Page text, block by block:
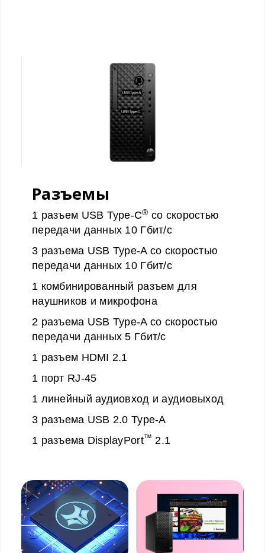
Разъемы
1 разъем USB Type-C® со скоростью
передачи данных 10 Гбит/с
3 разъема USB Type-A со скоростью
передачи данных 10 Гбит/с
1 комбинированный разъем для
наушников и микрофона
2 разъема USB Type-A со скоростью
передачи данных 5 Гбит/с
1 разъем HDMI 2.1
1 порт RJ-45
1 линейный аудиовход и аудиовыход
3 разъема USB 2.0 Type-A
1 разъема DisplayPort™ 2.1